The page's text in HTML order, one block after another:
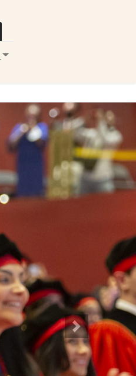
Next